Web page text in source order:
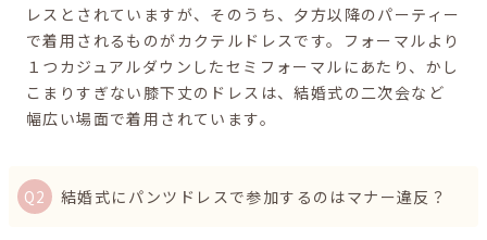
レスとされていますが、そのうち、夕方以降のパーティー
で着用されるものがカクテルドレスです。フォーマルより
１つカジュアルダウンしたセミフォーマルにあたり、かし
こまりすぎない膝下丈のドレスは、結婚式の二次会など
幅広い場面で着用されています。
結婚式にパンツドレスで参加するのはマナー違反？